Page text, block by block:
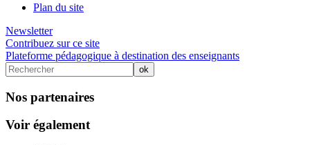
Plan du site
Newsletter
Contribuez sur ce site
Plateforme pédagogique à destination des enseignants
Nos partenaires
Voir également